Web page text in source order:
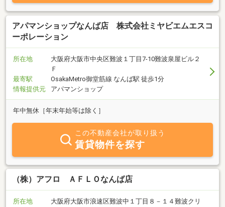
アパマンショップなんば店 株式会社ミヤビエムエスコ
ーポレーション
所在地
大阪府大阪市中央区難波１丁目7-10難波泉屋ビル２
Ｆ
最寄駅
OsakaMetro御堂筋線 なんば駅 徒歩1分
情報提供元
アパマンショップ
年中無休［年末年始等は除く］
この不動産会社が取り扱う
賃貸物件を探す
（株）アフロ ＡＦＬＯなんば店
所在地
大阪府大阪市浪速区難波中１丁目８－１４難波クリ